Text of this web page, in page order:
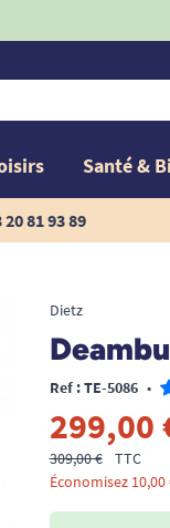
Santé &
20 81 93 89
Dietz
Ref : TE-5086 •
299,00
309,00 €
TTC
Économisez 10,00